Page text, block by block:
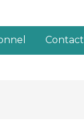
Contact